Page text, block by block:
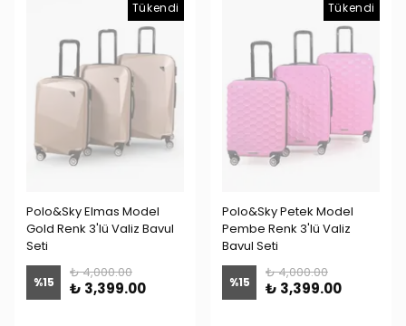
Tükendi
Polo&Sky Elmas Model
Gold Renk 3'lü Valiz Bavul
Seti
%15
₺ 4,000.00
₺ 3,399.00
Tükendi
Polo&Sky Petek Model
Pembe Renk 3'lü Valiz
Bavul Seti
%15
₺ 4,000.00
₺ 3,399.00